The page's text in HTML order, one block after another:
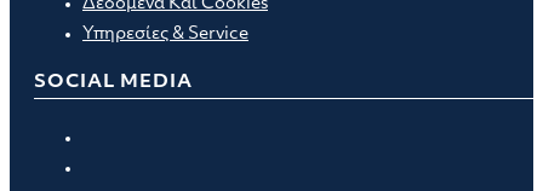
Δεδομένα Και Cookies
Υπηρεσίες & Service
SOCIAL MEDIA